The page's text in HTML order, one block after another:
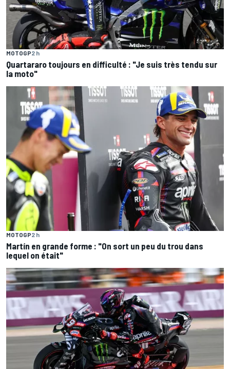
MOTOGP2 h
Quartararo toujours en difficulté : "Je suis très tendu sur
la moto"
MOTOGP2 h
Martín en grande forme : "On sort un peu du trou dans
lequel on était"